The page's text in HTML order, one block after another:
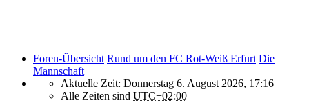
Foren-Übersicht Rund um den FC Rot-Weiß Erfurt Die
Mannschaft
Aktuelle Zeit: Donnerstag 6. August 2026, 17:16
Alle Zeiten sind UTC+02:00